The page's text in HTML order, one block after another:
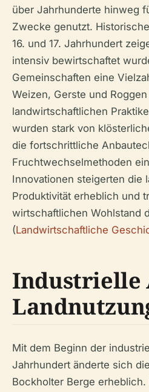
über Jahrhunderte hinweg
Zwecke genutzt.
16. und 17. Jahrhundert
intensiv bewirtschaftet
Gemeinschaften eine
Weizen, Gerste und
landwirtschaftlichen
wurden stark von
die fortschrittliche
Fruchtwechselmethoden
Innovationen steigerten die
Produktivität erheblich und
wirtschaftlichen Wohlstand
(Landwirtschaftliche
Industrielle
Mit dem Beginn der
Jahrhundert änderte sich
Bockholter Berge